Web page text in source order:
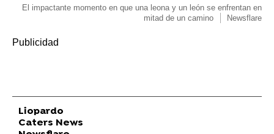
El impactante momento en que una leona y un león se enfrentan en
mitad de un camino
Newsflare
Liopardo
Caters News